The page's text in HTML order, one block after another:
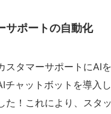
サポートの自動化
スタマーサポートにAI
チャットボットを導入
た！これにより、スタ